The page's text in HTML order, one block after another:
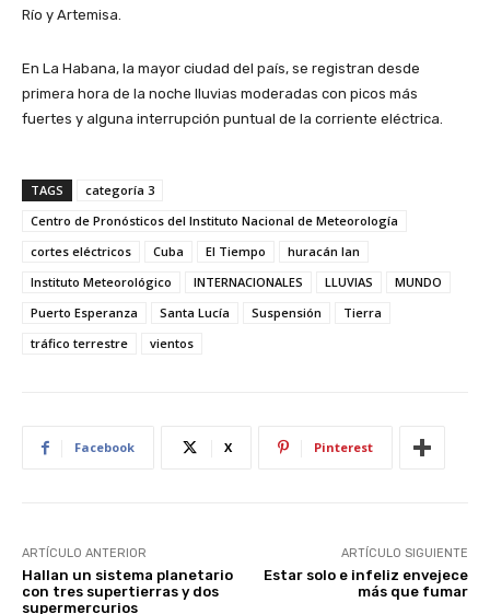
Río y Artemisa.
En La Habana, la mayor ciudad del país, se registran desde
primera hora de la noche lluvias moderadas con picos más
fuertes y alguna interrupción puntual de la corriente eléctrica.
TAGS
categoría 3
Centro de Pronósticos del Instituto Nacional de Meteorología
cortes eléctricos
Cuba El Tiempo
huracán Ian
Instituto Meteorológico
INTERNACIONALES LLUVIAS
MUNDO
Puerto Esperanza
Santa Lucía Suspensión
Tierra
tráfico terrestre
vientos
Facebook X Pinterest
ARTÍCULO ANTERIOR
Hallan un sistema planetario
con tres supertierras y dos
supermercurios
ARTÍCULO SIGUIENTE
Estar solo e infeliz envejece
más que fumar